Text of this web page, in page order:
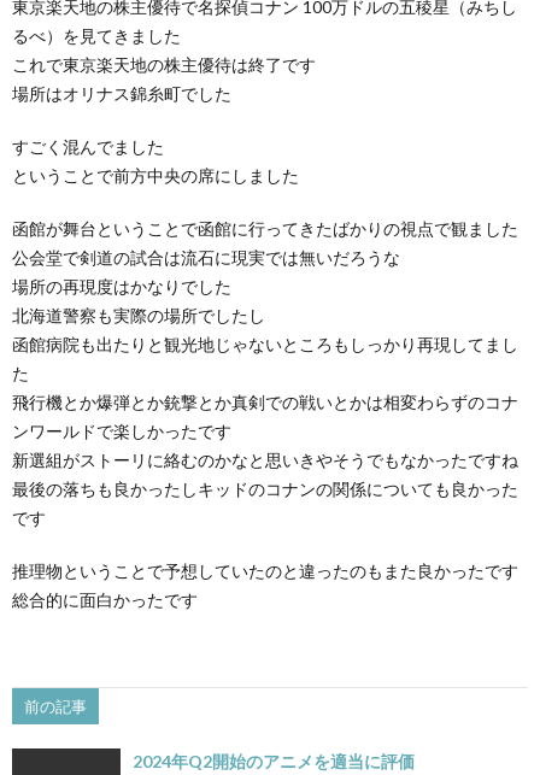
東京楽天地の株主優待で名探偵コナン 100万ドルの五稜星（みちし
るべ）を見てきました
これで東京楽天地の株主優待は終了です
場所はオリナス錦糸町でした
すごく混んでました
ということで前方中央の席にしました
函館が舞台ということで函館に行ってきたばかりの視点で観ました
公会堂で剣道の試合は流石に現実では無いだろうな
場所の再現度はかなりでした
北海道警察も実際の場所でしたし
函館病院も出たりと観光地じゃないところもしっかり再現してまし
た
飛行機とか爆弾とか銃撃とか真剣での戦いとかは相変わらずのコナ
ンワールドで楽しかったです
新選組がストーリに絡むのかなと思いきやそうでもなかったですね
最後の落ちも良かったしキッドのコナンの関係についても良かった
です
推理物ということで予想していたのと違ったのもまた良かったです
総合的に面白かったです
前の記事
2024年Q2開始のアニメを適当に評価